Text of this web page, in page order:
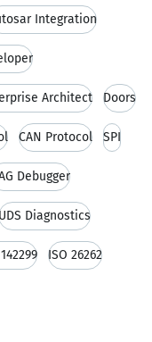
Integration
Architect Doors
CAN Protocol SPI
Debugger
Diagnostics
ISO 26262